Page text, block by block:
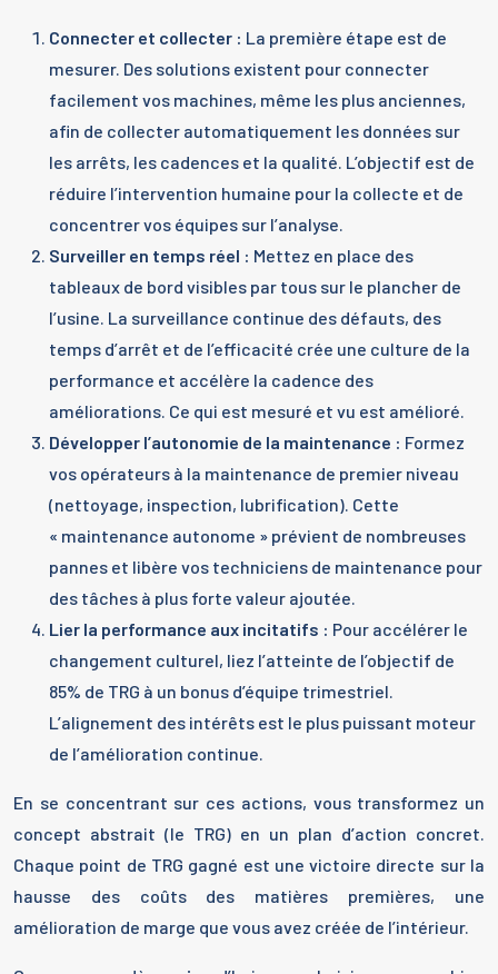
Connecter et collecter : La première étape est de
mesurer. Des solutions existent pour connecter
facilement vos machines, même les plus anciennes,
afin de collecter automatiquement les données sur
les arrêts, les cadences et la qualité. L’objectif est de
réduire l’intervention humaine pour la collecte et de
concentrer vos équipes sur l’analyse.
Surveiller en temps réel : Mettez en place des
tableaux de bord visibles par tous sur le plancher de
l’usine. La surveillance continue des défauts, des
temps d’arrêt et de l’efficacité crée une culture de la
performance et accélère la cadence des
améliorations. Ce qui est mesuré et vu est amélioré.
Développer l’autonomie de la maintenance : Formez
vos opérateurs à la maintenance de premier niveau
(nettoyage, inspection, lubrification). Cette
« maintenance autonome » prévient de nombreuses
pannes et libère vos techniciens de maintenance pour
des tâches à plus forte valeur ajoutée.
Lier la performance aux incitatifs : Pour accélérer le
changement culturel, liez l’atteinte de l’objectif de
85% de TRG à un bonus d’équipe trimestriel.
L’alignement des intérêts est le plus puissant moteur
de l’amélioration continue.
En se concentrant sur ces actions, vous transformez un
concept abstrait (le TRG) en un plan d’action concret.
Chaque point de TRG gagné est une victoire directe sur la
hausse des coûts des matières premières, une
amélioration de marge que vous avez créée de l’intérieur.